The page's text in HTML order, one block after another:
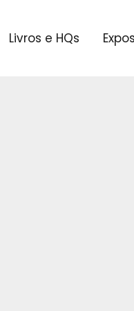
Livros e HQs